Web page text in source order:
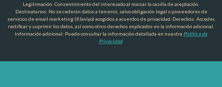
Legitimación: Consentimiento del interesado al marcar la casilla de aceptación.
Destinatarios: No se cederán datos a terceros, salvo obligación legal o proveedores de
servicios de email marketing (Klaviyo) acogidos a acuerdos de privacidad. Derechos: Acceder,
rectificar y suprimir los datos, así como otros derechos explicados en la información adicional.
Información adicional: Puede consultar la información detallada en nuestra Política de
Privacidad.